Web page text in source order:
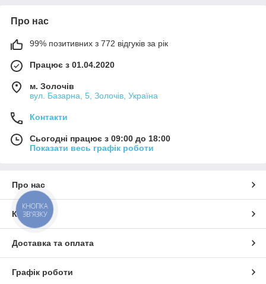
Про нас
99% позитивних з 772 відгуків за рік
Працює з 01.04.2020
м. Золочів
вул. Базарна, 5, Золочів, Україна
Контакти
Сьогодні працює з 09:00 до 18:00
Показати весь графік роботи
Про нас
Контакти
Доставка та оплата
Графік роботи
КНОПКА
ЗВ'ЯЗКУ